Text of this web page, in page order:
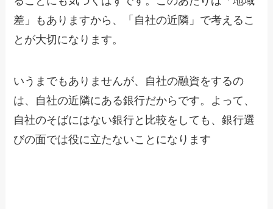
差」もありますから、「自社の近隣」で考えるこ
とが大切になります。
いうまでもありませんが、自社の融資をするの
は、自社の近隣にある銀行だからです。よって、
自社のそばにはない銀行と比較をしても、銀行選
びの面では役に立たないことになります